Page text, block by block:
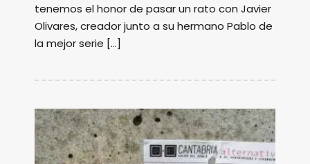
tenemos el honor de pasar un rato con Javier
Olivares, creador junto a su hermano Pablo de
la mejor serie […]